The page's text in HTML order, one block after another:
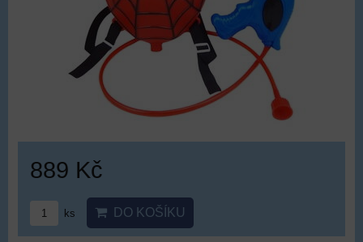
889 Kč
ks DO KOŠÍKU